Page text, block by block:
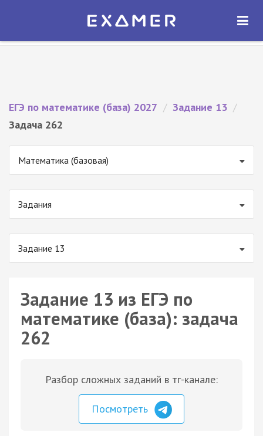
Экзамер — ЕГЭ 2027
ОТКРЫТЬ
ЕГЭ по математике (база) 2027 / Задание 13 /
Задача 262
Математика (базовая)
Задания
Задание 13
Задание 13 из ЕГЭ по
математике (база): задача
262
Разбор сложных заданий в тг-канале:
Посмотреть